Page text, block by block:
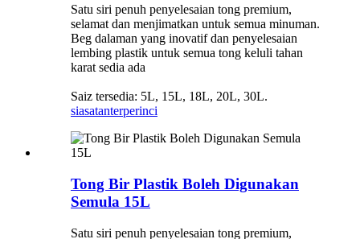
Satu siri penuh penyelesaian tong premium,
selamat dan menjimatkan untuk semua minuman.
Beg dalaman yang inovatif dan penyelesaian
lembing plastik untuk semua tong keluli tahan
karat sedia ada
Saiz tersedia: 5L, 15L, 18L, 20L, 30L.
siasatanterperinci
Tong Bir Plastik Boleh Digunakan
Semula 15L
Satu siri penuh penyelesaian tong premium,